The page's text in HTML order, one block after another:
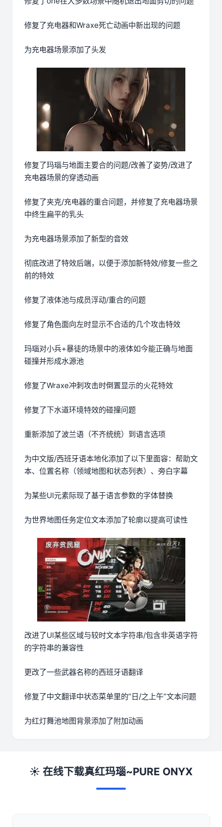
修复了充电器和Wraxe死亡动画中新出现的问题
为充电器场景添加了头发
修复了玛瑙与地面主要合的问题/改善了姿势/改进了
充电器场景的穿透动画
修复了夹克/充电器的重合问题，并修复了充电器场景
中终生扁平的乳头
为充电器场景添加了新型的音效
彻底改进了特效后端，以便于添加新特效/修复一些之
前的特效
修复了液体池与成员浮动/重合的问题
修复了角色面向左时显示不合适的几个攻击特效
玛瑙对小兵+暴徒的场景中的液体如今能正确与地面
碰撞并形成水源池
修复了Wraxe冲刺攻击时倒置显示的火花特效
修复了下水道环境特效的碰撞问题
重新添加了波兰语（不齐统统）到语言选项
为中文版/西班牙语本地化添加了以下里面容：帮助文
本、位置名称（领域地图和状态列表）、旁白字幕
为某些UI元素际现了基于语言参数的字体替换
为世界地图任务定位文本添加了轮廓以提高可读性
改进了UI某些区域与较时文本字符串/包含非英语字符
的字符串的兼容性
更改了一些武器名称的西班牙语翻译
修复了中文翻译中状态菜单里的”日/之上午”文本问题
为红灯舞池地图背景添加了附加动画
☀️ 在线下载真红玛瑙~PURE ONYX